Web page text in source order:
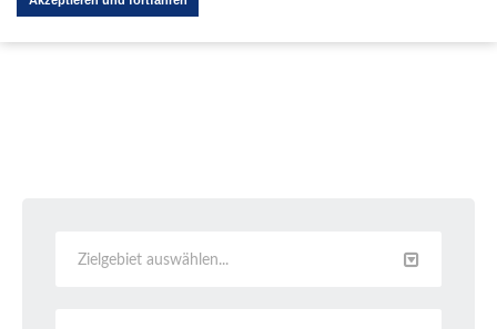
Zielgebiet auswählen...